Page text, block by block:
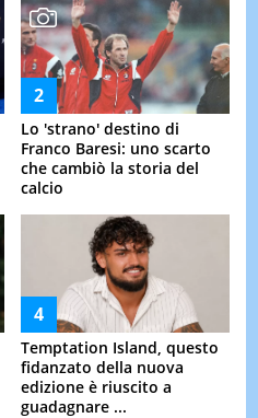
Lo 'strano' destino di
Franco Baresi: uno scarto
che cambiò la storia del
calcio
Temptation Island, questo
fidanzato della nuova
edizione è riuscito a
guadagnare ...